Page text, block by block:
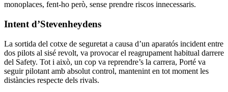
monoplaces, fent-ho però, sense prendre riscos innecessaris.
Intent d’Stevenheydens
La sortida del cotxe de seguretat a causa d’un aparatós incident entre
dos pilots al sisé revolt, va provocar el reagrupament habitual darrere
del Safety. Tot i això, un cop va reprendre’s la carrera, Porté va
seguir pilotant amb absolut control, mantenint en tot moment les
distàncies respecte dels rivals.